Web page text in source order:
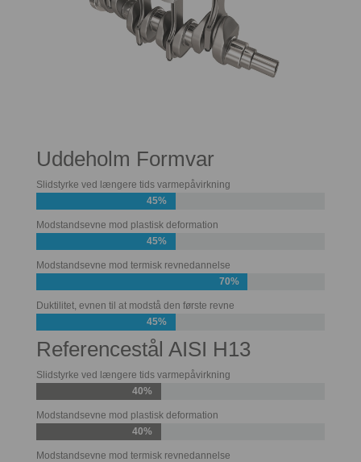
Uddeholm Formvar
Slidstyrke ved længere tids varmepåvirkning
45%
Modstandsevne mod plastisk deformation
45%
Modstandsevne mod termisk revnedannelse
70%
Duktilitet, evnen til at modstå den første revne
45%
Referencestål AISI H13
Slidstyrke ved længere tids varmepåvirkning
40%
Modstandsevne mod plastisk deformation
40%
Modstandsevne mod termisk revnedannelse